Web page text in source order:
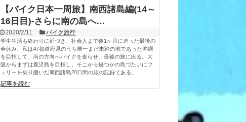
【バイク日本一周旅】南西諸島編(14～
16日目)-さらに南の島へ…
2020/2/11 バイク旅行
学生生活も終わりに近づき、社会人まで後1ヶ月に迫った最後の
春休み、私は47都道府県のうち唯一まだ未踏の地であった沖縄
を目指して、南の方向へバイクを走らせ、最後の旅に出る。大
阪からまずは鹿児島を目指し、そこから幾つかの島づたいにフ
ェリーを乗り継いだ南西諸島20日間の旅の記録である。
記事を読む